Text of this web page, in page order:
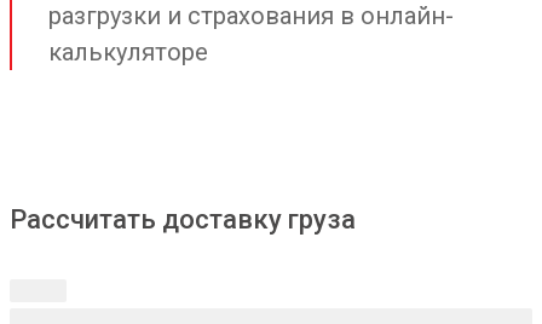
разгрузки и страхования в онлайн-
калькуляторе
Рассчитать доставку груза